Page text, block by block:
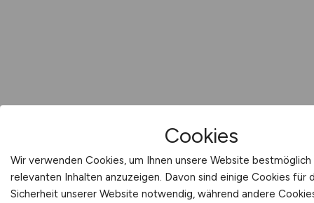
ENERGIE.JOBS
Cookies
Wir verwenden Cookies, um Ihnen unsere Website
relevanten Inhalten anzuzeigen. Davon sind einige Cookies für
Sicherheit unserer Website notwendig, während andere